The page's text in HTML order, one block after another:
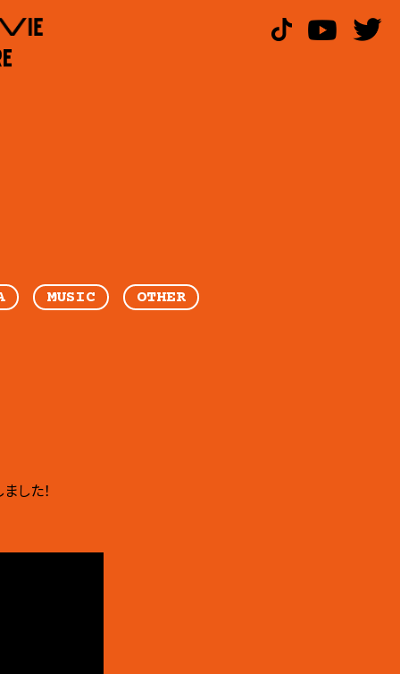
MUSIC OTHER
した！